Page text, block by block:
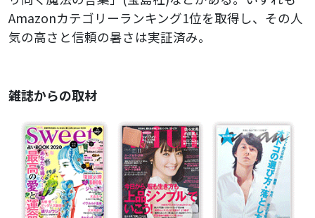
Amazonカテゴリーランキング1位を取得し、その人
気の高さと信頼の暑さは実証済み。
雑誌からの取材